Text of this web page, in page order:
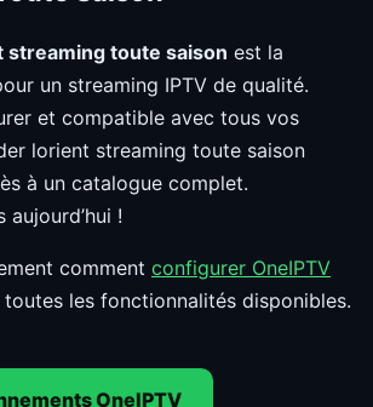
toute saison est la
un streaming IPTV de qualité.
et compatible avec tous vos
lorient streaming toute saison
à un catalogue complet.
aujourd’hui !
comment configurer OneIPTV
les fonctionnalités disponibles.
OneIPTV